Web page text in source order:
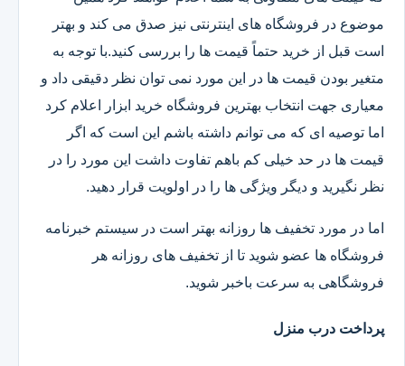
موضوع در فروشگاه های اینترنتی نیز صدق می کند و بهتر
است قبل از خرید حتماً قیمت ها را بررسی کنید.با توجه به
متغیر بودن قیمت ها در این مورد نمی توان نظر دقیقی داد و
معیاری جهت انتخاب بهترین فروشگاه خرید ابزار اعلام کرد
اما توصیه ای که می توانم داشته باشم این است که اگر
قیمت ها در حد خیلی کم باهم تفاوت داشت این مورد را در
نظر نگیرید و دیگر ویژگی ها را در اولویت قرار دهید.
اما در مورد تخفیف ها روزانه بهتر است در سیستم خبرنامه
فروشگاه ها عضو شوید تا از تخفیف های روزانه هر
فروشگاهی به سرعت باخبر شوید.
پرداخت درب منزل